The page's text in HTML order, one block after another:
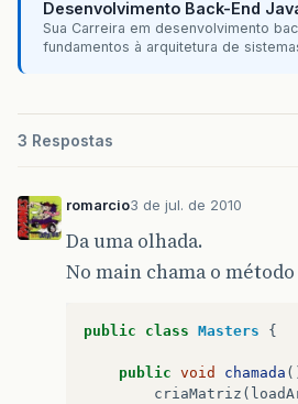
Desenvolvimento Back-End
Sua Carreira em desenvolvimento
fundamentos à arquitetura de
3 Respostas
romarcio3 de jul. de 2010
Da uma olhada.
No main chama o método
public class Masters {
public void chamada
criaMatriz (